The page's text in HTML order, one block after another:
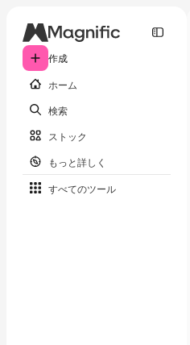
作成
ホーム
検索
ストック
もっと詳しく
すべてのツール